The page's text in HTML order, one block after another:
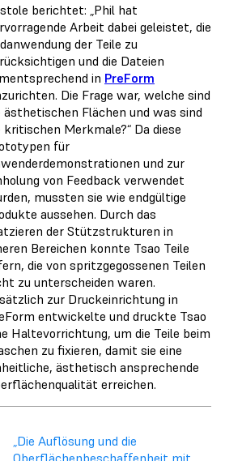
berichtet: „Phil hat
Arbeit dabei geleistet, die
der Teile zu
und die Dateien
in PreForm
Die Frage war, welche sind
ästhetischen Flächen und was sind
kritischen Merkmale?“ Da diese
für
und zur
von Feedback verwendet
mussten sie wie endgültige
aussehen. Durch das
der Stützstrukturen in
Bereichen konnte Tsao Teile
die von spritzgegossenen Teilen
zu unterscheiden waren.
zur Druckeinrichtung in
entwickelte und druckte Tsao
Haltevorrichtung, um die Teile beim
zu fixieren, damit sie eine
ästhetisch ansprechende
erreichen.
„Die Auflösung und die
Oberflächenbeschaffenheit mit